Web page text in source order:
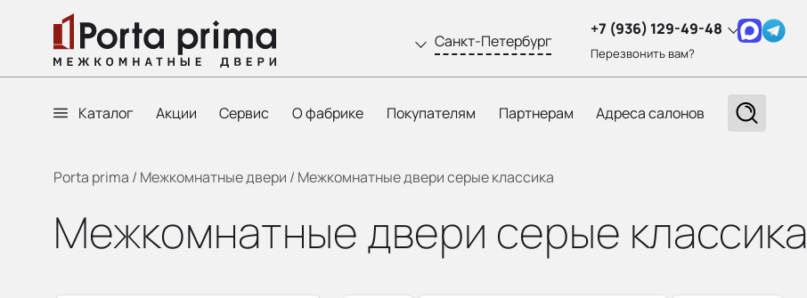
Санкт-Петербург
+7 (936) 129-49-48
Перезвонить вам?
Каталог Акции Сервис О фабрике Покупателям Партнерам Адреса салонов
Porta prima / Межкомнатные двери / Межкомнатные двери серые классика
Межкомнатные двери серые классика